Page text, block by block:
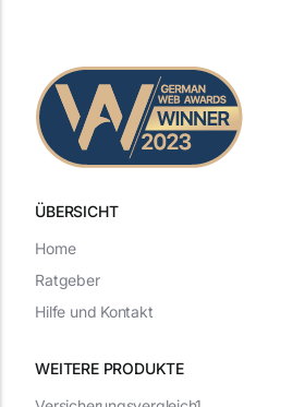
ÜBERSICHT
WEITERE PRODUKTE
Home
Ratgeber
Hilfe und Kontakt